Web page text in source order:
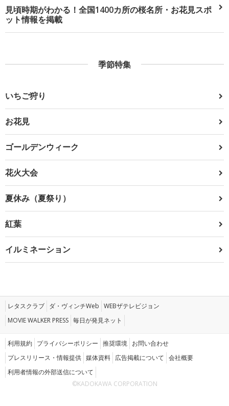
見頃時期がわかる！全国1400カ所の桜名所・お花見スポ
ット情報を掲載
季節特集
いちご狩り
お花見
ゴールデンウィーク
花火大会
夏休み（夏祭り）
紅葉
イルミネーション
レタスクラブ ダ・ヴィンチWeb WEBザテレビジョン
MOVIE WALKER PRESS 毎日が発見ネット
利用規約 プライバシーポリシー 推奨環境 お問い合わせ
プレスリリース・情報提供 媒体資料 広告掲載について 会社概要
利用者情報の外部送信について
©KADOKAWA CORPORATION